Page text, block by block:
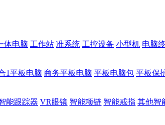
体电脑 工作站 准系统 工控设备 小型机 电脑
1平板电脑 商务平板电脑 平板电脑包 平板保
能跟踪器 VR眼镜 智能项链 智能戒指 其他智